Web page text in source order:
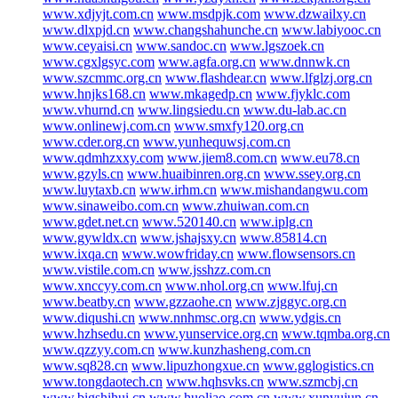
www.xdjyjt.com.cn www.msdpjk.com www.dzwailxy.cn
www.dlxpjd.cn www.changshahunche.cn www.labiyooc.cn
www.ceyaisi.cn www.sandoc.cn www.lgszoek.cn
www.cgxlgsyc.com www.agfa.org.cn www.dnnwk.cn
www.szcmmc.org.cn www.flashdear.cn www.lfglzj.org.cn
www.hnjks168.cn www.mkagedp.cn www.fjyklc.com
www.vhurnd.cn www.lingsiedu.cn www.du-lab.ac.cn
www.onlinewj.com.cn www.smxfy120.org.cn
www.cder.org.cn www.yunhequwsj.com.cn
www.qdmhzxxy.com www.jiem8.com.cn www.eu78.cn
www.gzyls.cn www.huaibinren.org.cn www.ssey.org.cn
www.luytaxb.cn www.irhm.cn www.mishandangwu.com
www.sinaweibo.com.cn www.zhuiwan.com.cn
www.gdet.net.cn www.520140.cn www.iplg.cn
www.gywldx.cn www.jshajsxy.cn www.85814.cn
www.ixqa.cn www.wowfriday.cn www.flowsensors.cn
www.vistile.com.cn www.jsshzz.com.cn
www.xnccyy.com.cn www.nhol.org.cn www.lfuj.cn
www.beatby.cn www.gzzaohe.cn www.zjggyc.org.cn
www.diqushi.cn www.nnhmsc.org.cn www.ydgis.cn
www.hzhsedu.cn www.yunservice.org.cn www.tqmba.org.cn
www.qzzyy.com.cn www.kunzhasheng.com.cn
www.sq828.cn www.lipuzhongxue.cn www.gglogistics.cn
www.tongdaotech.cn www.hqhsvks.cn www.szmcbj.cn